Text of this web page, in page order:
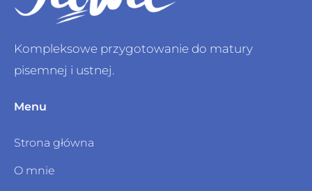
Kompleksowe przygotowanie do matury
pisemnej i ustnej.
Menu
Strona główna
O mnie